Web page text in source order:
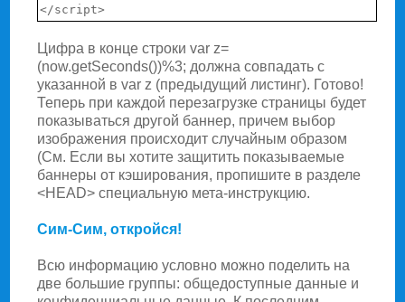
Цифра в конце строки var z=
(now.getSeconds())%3; должна совпадать с
указанной в var z (предыдущий листинг). Готово!
Теперь при каждой перезагрузке страницы будет
показываться другой баннер, причем выбор
изображения происходит случайным образом
(См. Если вы хотите защитить показываемые
баннеры от кэширования, пропишите в разделе
<HEAD> специальную мета-инструкцию.
Сим-Сим, откройся!
Всю информацию условно можно поделить на
две большие группы: общедоступные данные и